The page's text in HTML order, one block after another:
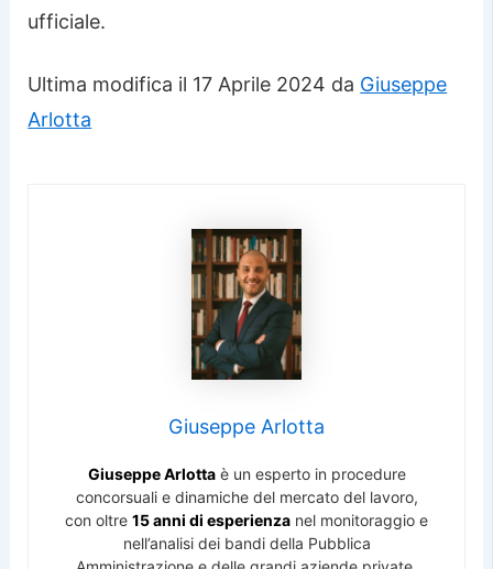
ufficiale.
Ultima modifica il 17 Aprile 2024 da Giuseppe
Arlotta
Giuseppe Arlotta
Giuseppe Arlottaè un esperto in procedure
concorsuali e dinamiche del mercato del lavoro,
con oltre 15 anni di esperienza nel monitoraggio e
nell’analisi dei bandi della Pubblica